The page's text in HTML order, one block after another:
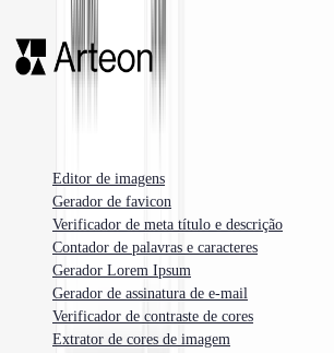
Editor de imagens
Gerador de favicon
Verificador de meta título e descrição
Contador de palavras e caracteres
Gerador Lorem Ipsum
Gerador de assinatura de e-mail
Verificador de contraste de cores
Extrator de cores de imagem